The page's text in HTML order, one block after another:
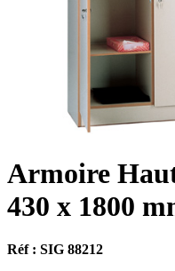
Armoire
430 x 1800
Réf : SIG 88212